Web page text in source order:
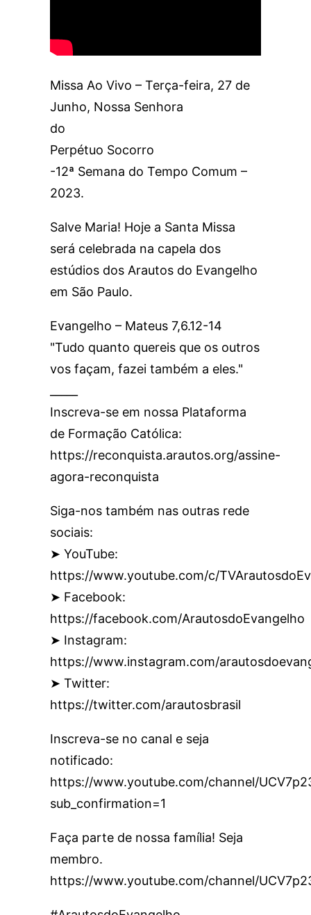
Missa Ao Vivo – Terça-feira, 27 de
Junho, Nossa Senhora
do
Perpétuo Socorro
-12ª Semana do Tempo Comum –
2023.
Salve Maria! Hoje a Santa Missa
será celebrada na capela dos
estúdios dos Arautos do Evangelho
em São Paulo.
Evangelho – Mateus 7,6.12-14
"Tudo quanto quereis que os outros
vos façam, fazei também a eles."
Inscreva-se em nossa Plataforma
de Formação Católica:
https://reconquista.arautos.org/assine-
agora-reconquista
Siga-nos também nas outras rede
sociais:
➤ YouTube:
https://www.youtube.com/c/
➤ Facebook:
https://facebook.com/ArautosdoEvangelho
➤ Instagram:
https://www.instagram.com/
➤ Twitter:
https://twitter.com/arautosbrasil
Inscreva-se no canal e seja
notificado:
https://www.youtube.com/channel/
sub_confirmation=1
Faça parte de nossa família! Seja
membro.
https://www.youtube.com/channel/